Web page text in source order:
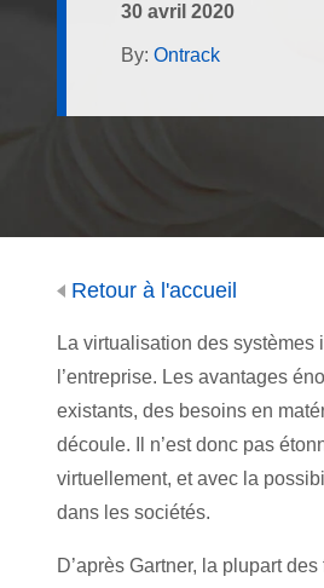
30 avril 2020
By: Ontrack
Retour à l'accueil
La virtualisation des systèmes
l’entreprise. Les avantages
existants, des besoins en
découle. Il n’est donc pas
virtuellement, et avec la
dans les sociétés.
D’après Gartner, la plupart